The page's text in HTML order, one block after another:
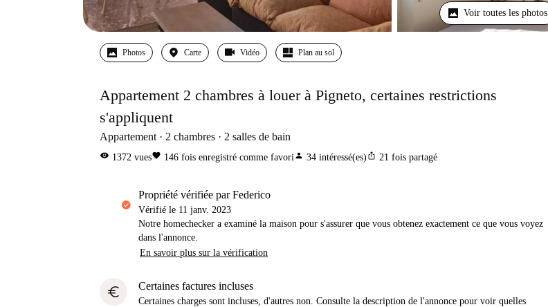
Voir toutes les photos
Photos Carte Vidéo Plan au sol
Appartement 2 chambres à louer à Pigneto, certaines restrictions
s'appliquent
Appartement 2 chambres 2 salles de bain
visibility 1372 vuesfavorite 146 fois enregistré comme favoriperson 34 intéressé(es) ios_share 21 fois partagé
propriété vérifiée par Federico
Vérifié le 11 janv. 2023
Notre homechecker a examiné la maison pour s'assurer que vous obtenez exactement ce que vous voyez
dans l'annonce.
En savoir plus sur la vérification
euro Certaines factures incluses
Certaines charges sont incluses, d'autres non. Consulte la description de l'annonce pour voir quelles